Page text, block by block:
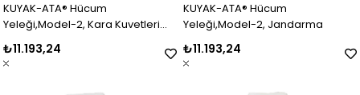
KUYAK-ATA® Hücum
Yeleği,Model-2, Kara Kuvetleri
(TSK) Kamuflaj
₺11.193,24
KUYAK-ATA® Hücum
Yeleği,Model-2, Jandarma
₺11.193,24